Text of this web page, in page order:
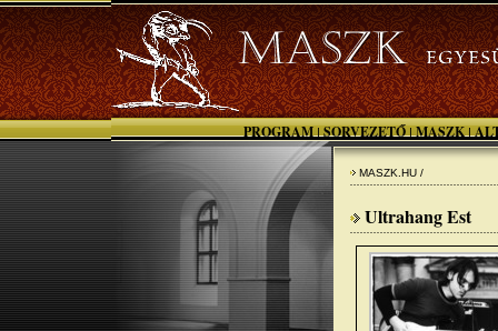
PROGRAM | SORVEZETŐ | MASZK |
MASZK.HU /
Ultrahang Est